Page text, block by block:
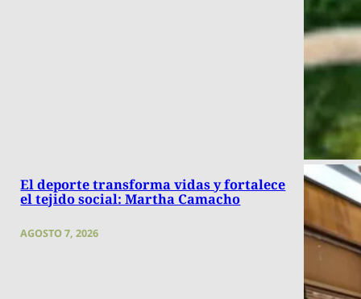
El deporte transforma vidas y fortalece
el tejido social: Martha Camacho
AGOSTO 7, 2026